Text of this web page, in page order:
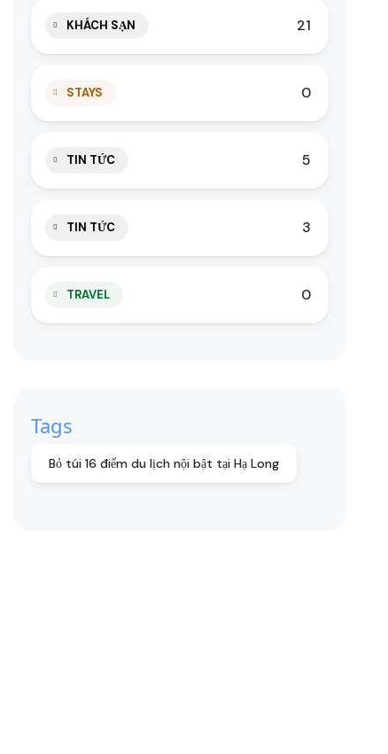
KHÁCH SẠN 21
STAYS 0
TIN TỨC 5
TIN TỨC 3
TRAVEL 0
Tags
Bỏ túi 16 điểm du lịch nội bật tại Hạ Long